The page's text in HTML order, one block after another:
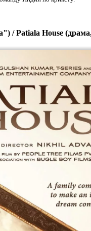
/ Patiala House